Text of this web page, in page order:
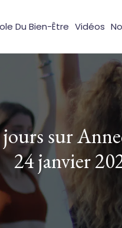
Du Bien-Être Vidéos
sur
24 janvier